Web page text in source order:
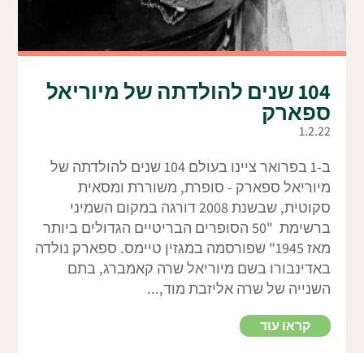
104 שנים להולדתה של מיוריאל
ספארק
1.2.22
ב-1 בפרואר ציינו בעולם 104 שנים להולדתה של
מיוריאל ספארק - סופרת, משוררת ומסאית
סקוטית, שבשנת 2008 דורגה במקום השמיני
ברשימת "50 הסופרים הבריטיים הגדולים ביותר
מאז 1945" שפורסמה במגזין טיימס. ספארק נולדה
באדינבורו בשם מיוריאל שרה קאמברג, בתם
השנייה של שרה אליזבת מוד,...
קראו עוד